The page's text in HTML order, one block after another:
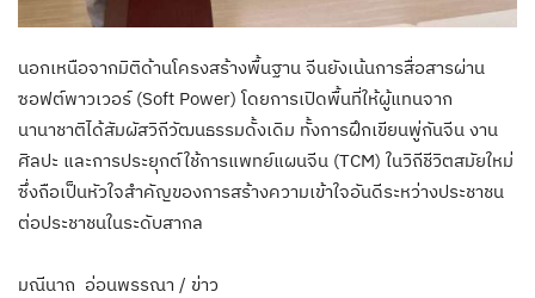
นอกเหนือจากมิติด้านโครงสร้างพื้นฐาน จีนยังเน้นการสื่อสารผ่าน
ซอฟต์พาวเวอร์ (Soft Power) โดยการเปิดพื้นที่ให้ผู้แทนจาก
นานาชาติได้สัมผัสวิถีวัฒนธรรมดั้งเดิม ทั้งการฝึกเขียนพู่กันจีน งาน
ศิลปะ และการประยุกต์ใช้การแพทย์แผนจีน (TCM) ในวิถีชีวิตสมัยใหม่
ซึ่งถือเป็นหัวใจสำคัญของการสร้างความเข้าใจอันดีระหว่างประชาชน
ต่อประชาชนในระดับสากล
มณีนาถ อ่อนพรรณา / ข่าว